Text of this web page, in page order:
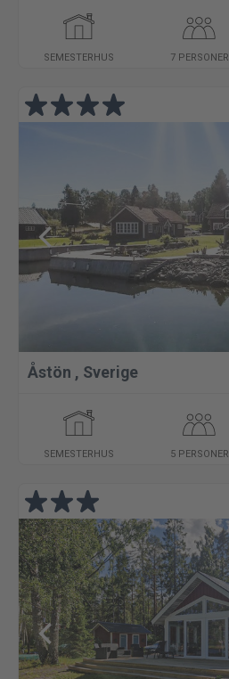
SEMESTERHUS 7 PERSONER
Åstön , Sverige
SEMESTERHUS 5 PERSONER